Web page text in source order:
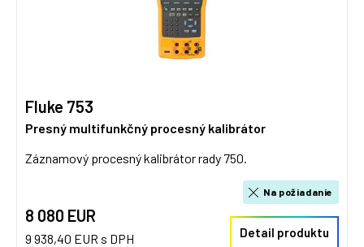
Fluke 753
Presný multifunkčný procesný kalibrátor
Záznamový procesný kalibrátor rady 750.
8 080 EUR
9 938,40 EUR s DPH
Na požiadanie
Detail produktu